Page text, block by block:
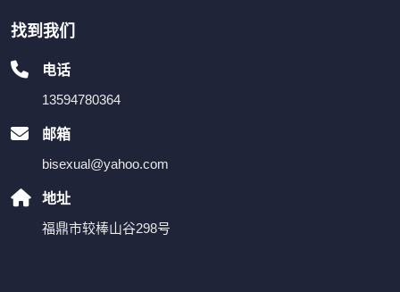
找到我们
电话
13594780364
邮箱
bisexual@yahoo.com
地址
福鼎市较棒山谷298号